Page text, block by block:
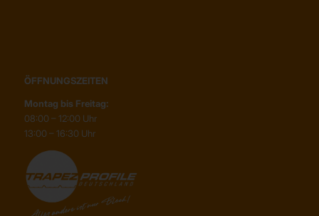
ÖFFNUNGSZEITEN
Montag bis Freitag:
08:00 – 12:00 Uhr
13:00 – 16:30 Uhr